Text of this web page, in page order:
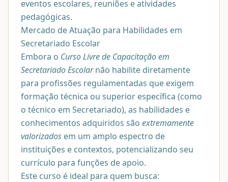
eventos escolares, reuniões e atividades
pedagógicas.
Mercado de Atuação para Habilidades em
Secretariado Escolar
Embora o Curso Livre de Capacitação em
Secretariado Escolarnão habilite diretamente
para profissões regulamentadas que exigem
formação técnica ou superior específica (como
o técnico em Secretariado), as habilidades e
conhecimentos adquiridos são extremamente
valorizados em um amplo espectro de
instituições e contextos, potencializando seu
currículo para funções de apoio.
Este curso é ideal para quem busca: